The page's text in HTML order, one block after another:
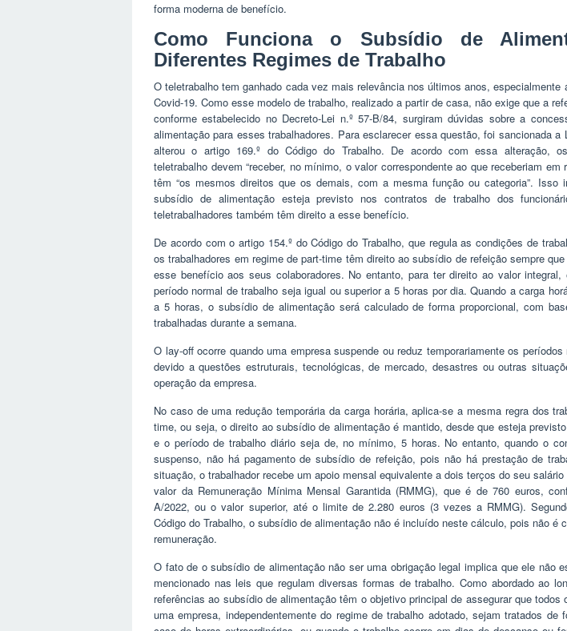
forma moderna de benefício.
Como Funciona o Subsídio de
Diferentes Regimes de Trabalho
O teletrabalho tem ganhado cada vez mais relevância nos últimos anos, especialmente
Covid-19. Como esse modelo de trabalho, realizado a partir de casa, não exige que a
conforme estabelecido no Decreto-Lei n.º 57-B/84, surgiram dúvidas sobre a
alimentação para esses trabalhadores. Para esclarecer essa questão, foi sancionada a
alterou o artigo 169.º do Código do Trabalho. De acordo com essa alteração,
teletrabalho devem “receber, no mínimo, o valor correspondente ao que receberiam em
têm “os mesmos direitos que os demais, com a mesma função ou categoria”. Isso
subsídio de alimentação esteja previsto nos contratos de trabalho dos
teletrabalhadores também têm direito a esse benefício.
De acordo com o artigo 154.º do Código do Trabalho, que regula as condições de
os trabalhadores em regime de part-time têm direito ao subsídio de refeição sempre
esse benefício aos seus colaboradores. No entanto, para ter direito ao valor
período normal de trabalho seja igual ou superior a 5 horas por dia. Quando a carga
a 5 horas, o subsídio de alimentação será calculado de forma proporcional, com
trabalhadas durante a semana.
O lay-off ocorre quando uma empresa suspende ou reduz temporariamente os
devido a questões estruturais, tecnológicas, de mercado, desastres ou outras
operação da empresa.
No caso de uma redução temporária da carga horária, aplica-se a mesma regra dos
time, ou seja, o direito ao subsídio de alimentação é mantido, desde que esteja
e o período de trabalho diário seja de, no mínimo, 5 horas. No entanto, quando o
suspenso, não há pagamento de subsídio de refeição, pois não há prestação de
situação, o trabalhador recebe um apoio mensal equivalente a dois terços do seu
valor da Remuneração Mínima Mensal Garantida (RMMG), que é de 760 euros,
A/2022, ou o valor superior, até o limite de 2.280 euros (3 vezes a RMMG).
Código do Trabalho, o subsídio de alimentação não é incluído neste cálculo, pois não é
remuneração.
O fato de o subsídio de alimentação não ser uma obrigação legal implica que ele não
mencionado nas leis que regulam diversas formas de trabalho. Como abordado ao
referências ao subsídio de alimentação têm o objetivo principal de assegurar que todos
uma empresa, independentemente do regime de trabalho adotado, sejam tratados de